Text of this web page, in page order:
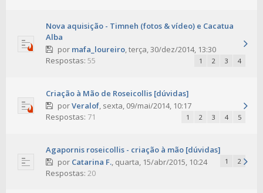
Nova aquisição - Timneh (fotos & vídeo) e Cacatua
Alba
por mafa_loureiro,terça, 30/dez/2014, 13:30
1 2 3 4
Respostas: 55
Criação à Mão de Roseicollis [dúvidas]
porVeralof, sexta, 09/mai/2014, 10:17
1 2 3 4 5
Respostas: 71
Agapornis roseicollis - criação à mão [dúvidas]
por Catarina F., quarta, 15/abr/2015, 10:24 1 2
Respostas: 20